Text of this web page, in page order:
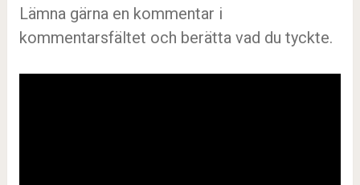
Lämna gärna en kommentar i
kommentarsfältet och berätta vad du tyckte.